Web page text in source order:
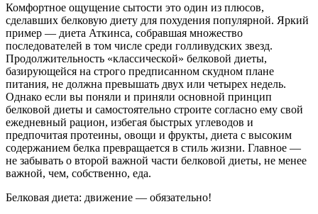
Комфортное ощущение сытости это один из плюсов,
сделавших белковую диету для похудения популярной. Яркий
пример — диета Аткинса, собравшая множество
последователей в том числе среди голливудских звезд.
Продолжительность «классической» белковой диеты,
базирующейся на строго предписанном скудном плане
питания, не должна превышать двух или четырех недель.
Однако если вы поняли и приняли основной принцип
белковой диеты и самостоятельно строите согласно ему свой
ежедневный рацион, избегая быстрых углеводов и
предпочитая протеины, овощи и фрукты, диета с высоким
содержанием белка превращается в стиль жизни. Главное —
не забывать о второй важной части белковой диеты, не менее
важной, чем, собственно, еда.
Белковая диета: движение — обязательно!